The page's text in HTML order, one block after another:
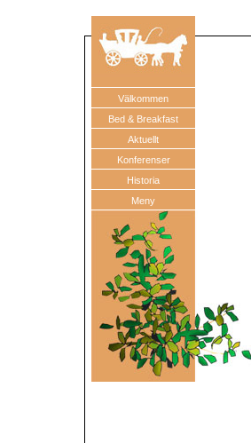
Välkommen
Bed & Breakfast
Aktuellt
Konferenser
Historia
Meny